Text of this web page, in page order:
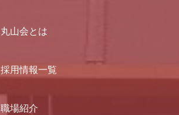
丸山会とは
採用情報一覧
職場紹介